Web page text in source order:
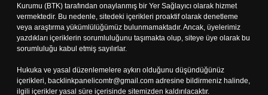
Kurumu (BTK) tarafından onaylanmış bir Yer Sağlayıcı olarak hizmet
vermektedir. Bu nedenle, sitedeki içerikleri proaktif olarak denetleme
veya araştırma yükümlülüğümüz bulunmamaktadır. Ancak, üyelerimiz
yazdıkları içeriklerin sorumluluğunu taşımakta olup, siteye üye olarak bu
sorumluluğu kabul etmiş sayılırlar.
Hukuka ve yasal düzenlemelere aykırı olduğunu düşündüğünüz
içerikleri, backlinkpanelicomtr@gmail.com adresine bildirmeniz halinde,
ilgili içerikler yasal süre içerisinde sitemizden kaldırılacaktır.